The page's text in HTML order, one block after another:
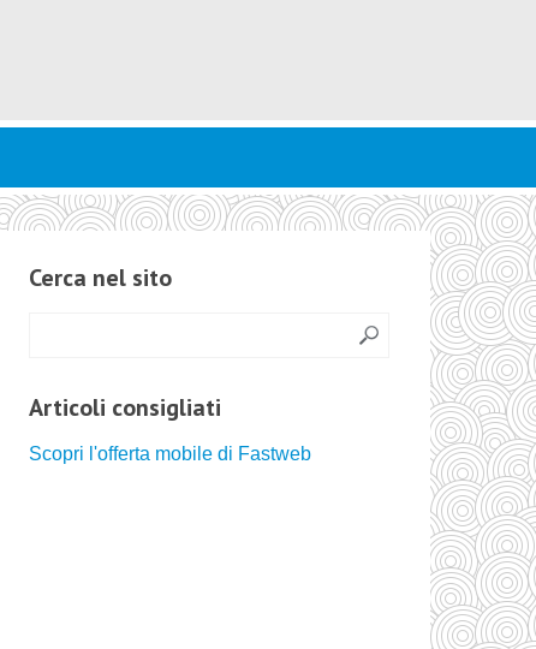
Cerca nel sito
Articoli consigliati
Scopri l'offerta mobile di Fastweb